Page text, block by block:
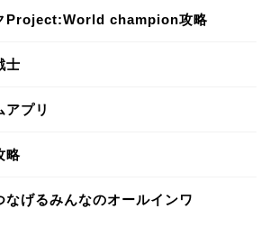
Project:World champion攻略
士
アプリ
略
げるみんなのオールインワ